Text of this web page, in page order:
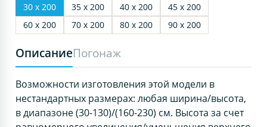
30 х 200 35 х 200 40 х 200
45 х 200
60 х 200
70 х 200 80 х 200 90 х 200
ОписаниеПогонаж
Возможности изготовления этой модели в
нестандартных размерах: любая ширина/высота,
в диапазоне (30-130)/(160-230) см. Высота за счет